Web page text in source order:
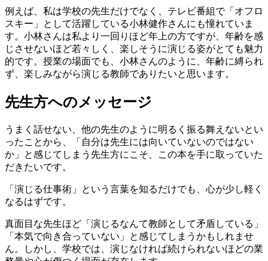
例えば、私は学校の先生だけでなく、テレビ番組で「オフロ
スキー」として活躍している小林健作さんにも憧れていま
す。小林さんは私より一回りほど年上の方ですが、年齢を感
じさせないほど若々しく、楽しそうに演じる姿がとても魅力
的です。授業の場面でも、小林さんのように、年齢に縛られ
ず、楽しみながら演じる教師でありたいと思います。
先生方へのメッセージ
うまく話せない、他の先生のように明るく振る舞えないとい
ったことから、「自分は先生には向いていないのではない
か」と感じてしまう先生方にこそ、この本を手に取っていた
だきたいです。
「演じる仕事術」という言葉を知るだけでも、心が少し軽く
なるはずです。
真面目な先生ほど「演じるなんて教師として矛盾している」
「本気で向き合っていない」と感じてしまうかもしれませ
ん。しかし、学校では、演じなければ続けられないほどの業